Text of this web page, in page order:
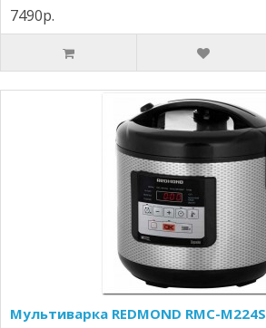
7490р.
Мультиварка REDMOND RMC-M224S